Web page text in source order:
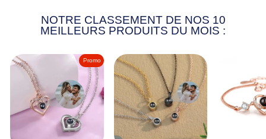
NOTRE CLASSEMENT DE NOS 10
MEILLEURS PRODUITS DU MOIS :
Promo